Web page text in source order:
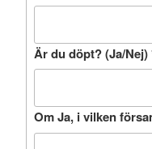
Är du döpt? (Ja/Nej)
Om Ja, i vilken